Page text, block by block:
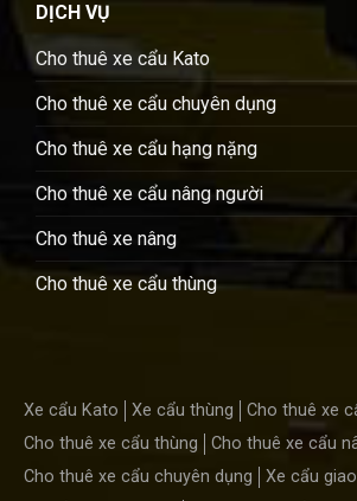
DỊCH VỤ
Cho thuê xe cẩu Kato
Cho thuê xe cẩu chuyên dụng
Cho thuê xe cẩu hạng nặng
Cho thuê xe cẩu nâng người
Cho thuê xe nâng
Cho thuê xe cẩu thùng
Xe cẩu Kato Xe cẩu thùng
Cho thuê xe
Cho thuê xe cẩu thùng
Cho thuê xe cẩu
Cho thuê xe cẩu chuyên dụng
Xe cẩu